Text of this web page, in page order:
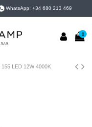
WhatsApp:+34 680 213 469
0
155 LED 12W 4000K